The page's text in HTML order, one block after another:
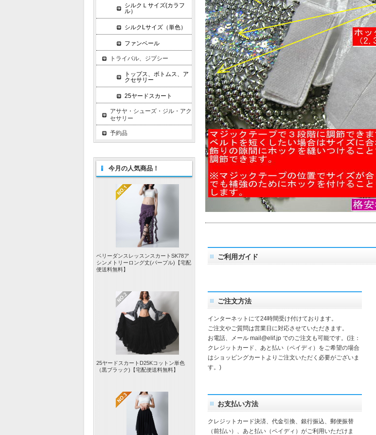
ご利用ガイド
ご注文方法
インターネットにて24時間受け付けております。
ご注文やご質問は営業日に対応させていただきます。
お電話、メール mail@elif.jp でのご注文も可能です。(注：
クレジットカード、あと払い（ペイディ）をご希望の場合
はショッピングカートよりご注文いただく必要がございま
す。)
お支払い方法
クレジットカード決済、代金引換、銀行振込、郵便振替
（前払い）、あと払い（ペイディ）がご利用いただけま
シルクＬサイズ(カラフ
ル）
シルクLサイズ（単色）
ファンベール
トライバル、ジプシー
トップス、ボトムス、ア
クセサリー
25ヤードスカート
アサヤ・シューズ・ジル・アク
セサリー
予約品
今月の人気商品！
ベリーダンスレッスンスカートSK78ア
シンメトリーロング丈(パープル)【宅配
便送料無料】
25ヤードスカートD25Kコットン単色
（黒ブラック)【宅配便送料無料】